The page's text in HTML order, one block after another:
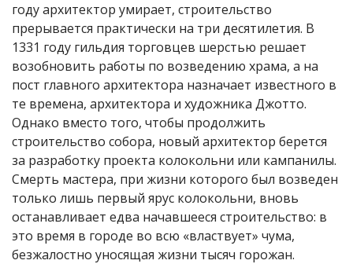
году архитектор умирает, строительство
прерывается практически на три десятилетия. В
1331 году гильдия торговцев шерстью решает
возобновить работы по возведению храма, а на
пост главного архитектора назначает известного в
те времена, архитектора и художника Джотто.
Однако вместо того, чтобы продолжить
строительство собора, новый архитектор берется
за разработку проекта колокольни или кампанилы.
Смерть мастера, при жизни которого был возведен
только лишь первый ярус колокольни, вновь
останавливает едва начавшееся строительство: в
это время в городе во всю «властвует» чума,
безжалостно уносящая жизни тысяч горожан.